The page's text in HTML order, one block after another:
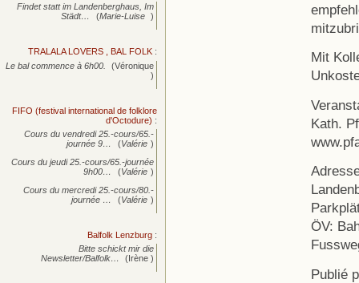
Mit
Kath.
ÖV:
Publié
Findet statt im Landenberghaus, Im
Städt…
(Marie-Luise )
TRALALA LOVERS , BAL FOLK :
Le bal commence à 6h00.
(Véronique
)
FIFO (festival international de folklore
d'Octodure) :
Cours du vendredi 25.-cours/65.-
journée 9… (Valérie )
Cours du jeudi 25.-cours/65.-journée
9h00…
(Valérie )
Cours du mercredi 25.-cours/80.-
journée … (Valérie )
Balfolk Lenzburg :
Bitte schickt mir die
Newsletter/Balfolk…
(Irène )